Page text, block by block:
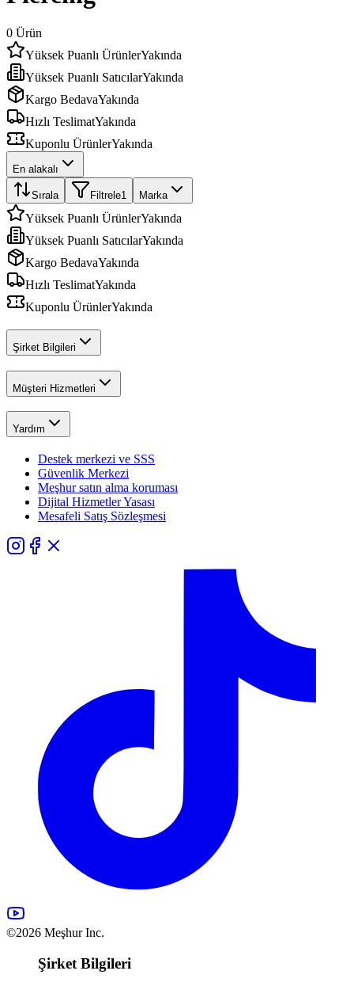
0 Ürün
Yüksek Puanlı ÜrünlerYakında
Yüksek Puanlı SatıcılarYakında
Kargo BedavaYakında
Hızlı TeslimatYakında
Kuponlu ÜrünlerYakında
En alakalı
Sırala Filtrele1 Marka
Yüksek Puanlı ÜrünlerYakında
Yüksek Puanlı SatıcılarYakında
Kargo BedavaYakında
Hızlı TeslimatYakında
Kuponlu ÜrünlerYakında
Şirket Bilgileri
Müşteri Hizmetleri
Yardım
Destek merkezi ve SSS
Güvenlik Merkezi
Meşhur satın alma koruması
Dijital Hizmetler Yasası
Mesafeli Satış Sözleşmesi
©2026 Meşhur Inc.
Şirket Bilgileri